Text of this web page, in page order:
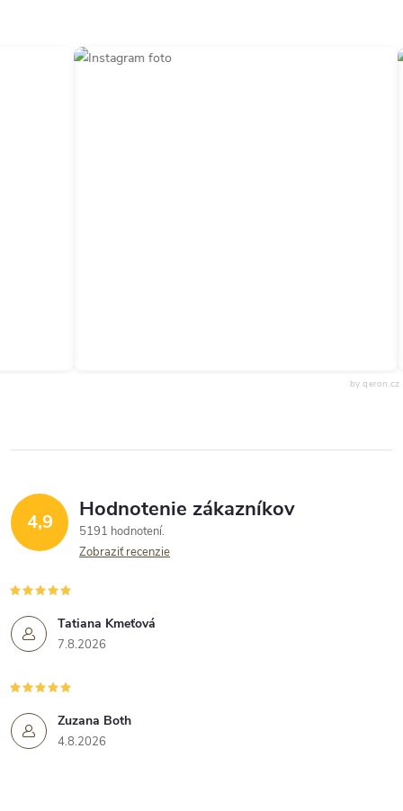
by qeron.cz
4,9 Hodnotenie zákazníkov
5191 hodnotení
Zobraziť recenzie
Tatiana Kmeťová
7.8.2026
Zuzana Both
4.8.2026